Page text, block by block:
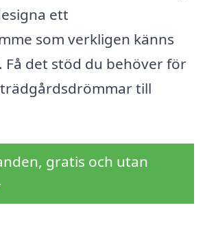
ett
som verkligen känns
Få det stöd du behöver för
till
gratis och utan